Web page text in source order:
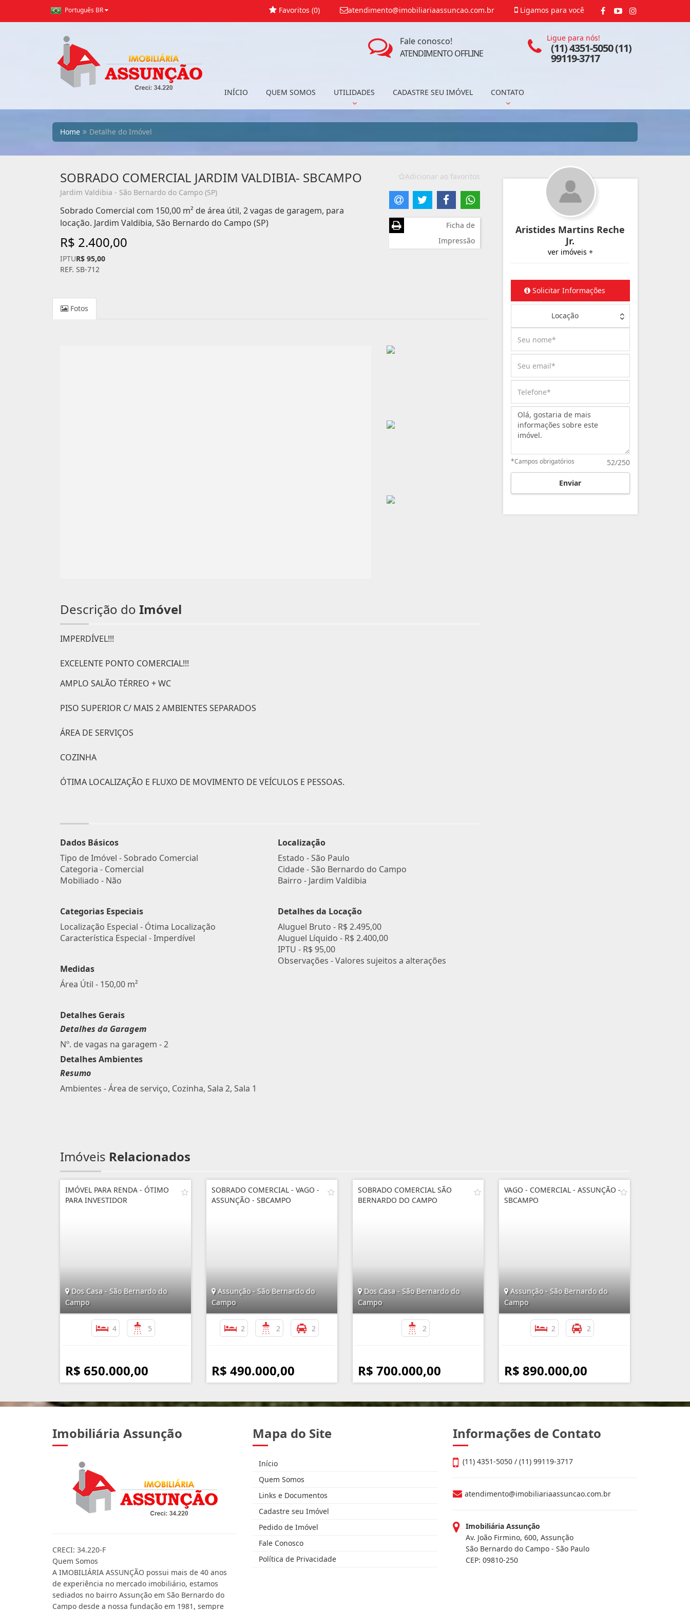
Português BR Ligamos para você
atendimento@imobiliariaassuncao.com.br
Favoritos (0)
INÍCIO QUEM SOMOS UTILIDADES CADASTRE SEU IMÓVEL CONTATO
Ligue para nós!
(11) 4351-5050 (11)
99119-3717
Fale conosco!
ATENDIMENTO OFFLINE
Home Detalhe do Imóvel
SOBRADO COMERCIAL JARDIM VALDIBIA- SBCAMPO
Jardim Valdibia - São Bernardo do Campo (SP)
Sobrado Comercial com 150,00 m² de área útil, 2 vagas de garagem, para
locação. Jardim Valdibia, São Bernardo do Campo (SP)
R$ 2.400,00
IPTUR$ 95,00
REF. SB-712
Adicionar ao favoritos
Ficha de
Impressão
Fotos
Descrição do Imóvel
IMPERDÍVEL!!!
EXCELENTE PONTO COMERCIAL!!!
AMPLO SALÃO TÉRREO + WC
PISO SUPERIOR C/ MAIS 2 AMBIENTES SEPARADOS
ÁREA DE SERVIÇOS
COZINHA
ÓTIMA LOCALIZAÇÃO E FLUXO DE MOVIMENTO DE VEÍCULOS E PESSOAS.
Dados Básicos
Tipo de Imóvel - Sobrado Comercial
Categoria - Comercial
Mobiliado - Não
Categorias Especiais
Localização Especial - Ótima Localização
Característica Especial - Imperdível
Medidas
Área Útil - 150,00 m²
Detalhes Gerais
Detalhes da Garagem
Nº. de vagas na garagem - 2
Detalhes Ambientes
Resumo
Ambientes - Área de serviço, Cozinha, Sala 2, Sala 1
Localização
Estado -São Paulo
Cidade -São Bernardo do Campo
Bairro - Jardim Valdibia
Detalhes da Locação
Aluguel Bruto - R$ 2.495,00
Aluguel Líquido - R$ 2.400,00
IPTU - R$ 95,00
Observações - Valores sujeitos a alterações
Aristides Martins Reche
Jr.
ver imóveis +
Solicitar Informações
Locação
Mensagem:
52/250
*Campos obrigatórios
Enviar
Imóveis Relacionados
IMÓVEL PARA RENDA - ÓTIMO
PARA INVESTIDOR
Dos Casa - São Bernardo do
Campo
4 5
R$ 650.000,00
SOBRADO COMERCIAL - VAGO -
ASSUNÇÃO - SBCAMPO
Assunção - São Bernardo do
Campo
2 2 2
R$ 490.000,00
SOBRADO COMERCIAL SÃO
BERNARDO DO CAMPO
Dos Casa - São Bernardo do
Campo
2
R$ 700.000,00
VAGO - COMERCIAL - ASSUNÇÃO -
SBCAMPO
Assunção - São Bernardo do
Campo
2 2
R$ 890.000,00
Imobiliária Assunção
CRECI: 34.220-F
Quem Somos
A IMOBILIÁRIA ASSUNÇÃO possui mais de 40 anos
de experiência no mercado imobiliário, estamos
sediados no bairro Assunção em São Bernardo do
Campo desde a nossa fundação em 1981, sempre
Mapa do Site
Início
Quem Somos
Links e Documentos
Cadastre seu Imóvel
Pedido de Imóvel
Fale Conosco
Política de Privacidade
Informações de Contato
(11) 4351-5050 / (11) 99119-3717
atendimento@imobiliariaassuncao.com.br
Imobiliária Assunção
Av. João Firmino, 600, Assunção
São Bernardo do Campo - São Paulo
CEP: 09810-250